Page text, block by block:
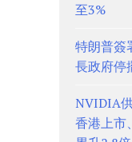
至3%
特朗普
長政府
NVIDIA
香港上